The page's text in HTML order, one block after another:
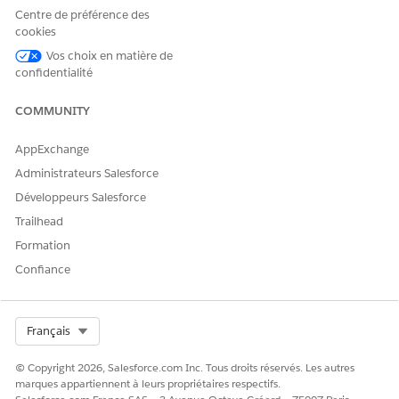
Centre de préférence des
cookies
Vos choix en matière de
confidentialité
COMMUNITY
AppExchange
Administrateurs Salesforce
Développeurs Salesforce
Trailhead
Formation
Confiance
Français
© Copyright 2026, Salesforce.com Inc. Tous droits réservés. Les autres
marques appartiennent à leurs propriétaires respectifs.